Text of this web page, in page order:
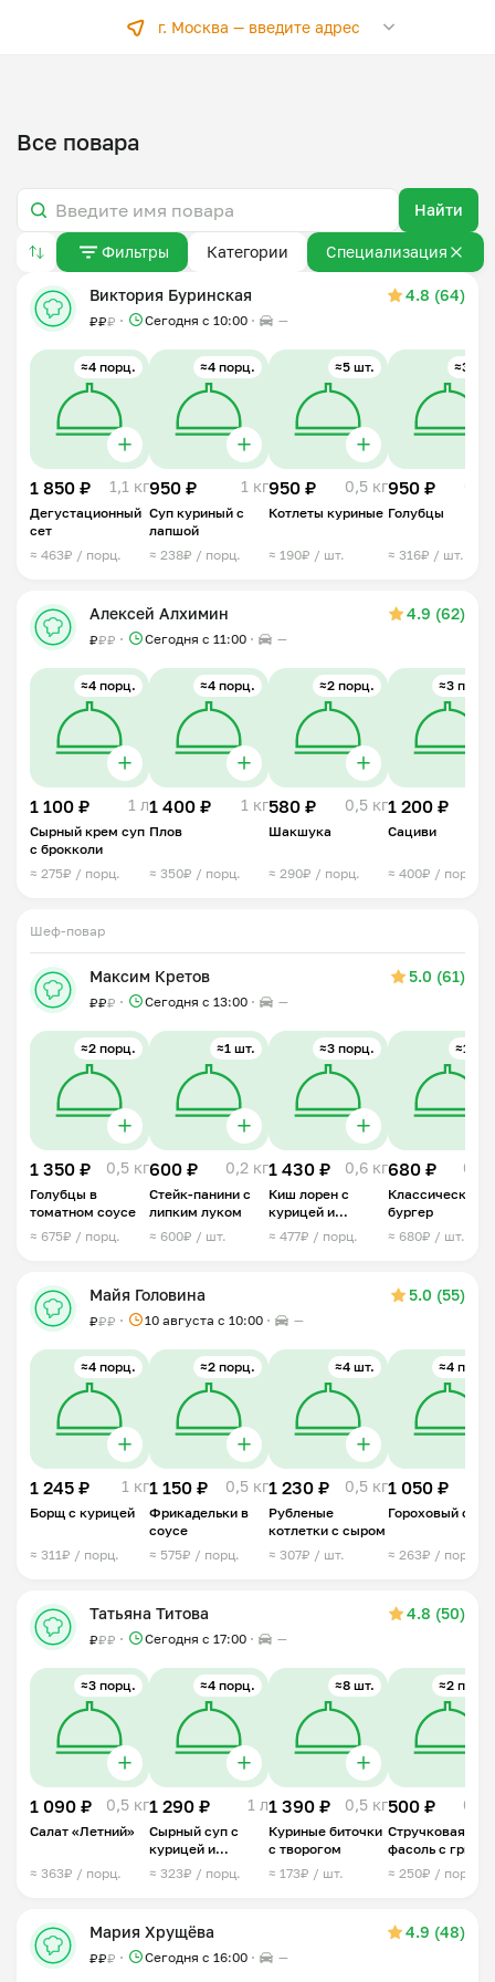
г. Москва —введите адрес
Все повара
Найти
Фильтры Категории Специализация
Виктория Буринская 4.8 (64)
₽₽₽ Сегодня с 10:00 —
≈4 порц.
1 850 ₽ 1,1 кг
Дегустационный
сет
≈ 463₽ / порц.
≈4 порц.
950 ₽ 1 кг
Суп куриный с
лапшой
≈ 238₽ / порц.
≈5 шт.
950 ₽ 0,5 кг
Котлеты куриные
≈ 190₽ / шт.
≈3 шт.
950 ₽
Голубцы
≈ 316₽ / шт.
Алексей Алхимин 4.9 (62)
₽₽₽ Сегодня с 11:00 —
≈4 порц.
1 100 ₽ 1 л
Сырный крем суп
с брокколи
≈ 275₽ / порц.
≈4 порц.
1 400 ₽ 1 кг
Плов
≈ 350₽ / порц.
≈2 порц.
580 ₽ 0,5 кг
Шакшука
≈ 290₽ / порц.
≈3 порц.
1 200 ₽
Сациви
≈ 400₽ / порц.
Шеф-повар
Максим Кретов 5.0 (61)
₽₽₽ Сегодня с 13:00 —
≈2 порц.
1 350 ₽ 0,5 кг
Голубцы в
томатном соусе
≈ 675₽ / порц.
≈1 шт.
600 ₽ 0,2 кг
Стейк-панини с
липким луком
≈ 600₽ / шт.
≈3 порц.
1 430 ₽ 0,6 кг
Киш лорен с
курицей и
грибами d20
≈ 477₽ / порц.
≈1 шт.
680 ₽ 0,4
Классический
бургер
≈ 680₽ / шт.
Майя Головина 5.0 (55)
₽₽₽ 10 августа с 10:00 —
≈4 порц.
1 245 ₽ 1 кг
Борщ с курицей
≈ 311₽ / порц.
≈2 порц.
1 150 ₽ 0,5 кг
Фрикадельки в
соусе
≈ 575₽ / порц.
≈4 шт.
1 230 ₽ 0,5 кг
Рубленые
котлетки с сыром
≈ 307₽ / шт.
≈4 порц.
1 050 ₽
Гороховый суп
≈ 263₽ / порц.
Татьяна Титова 4.8 (50)
₽₽₽ Сегодня с 17:00 —
≈3 порц.
1 090 ₽ 0,5 кг
Салат «Летний»
≈ 363₽ / порц.
≈4 порц.
1 290 ₽ 1 л
Сырный суп с
курицей и
грибами
≈ 323₽ / порц.
≈8 шт.
1 390 ₽ 0,5 кг
Куриные биточки
с творогом
≈ 173₽ / шт.
≈2 порц.
500 ₽ 0,4
Стручковая
фасоль с
≈ 250₽ / порц.
Мария Хрущёва 4.9 (48)
₽₽₽ Сегодня с 16:00 —